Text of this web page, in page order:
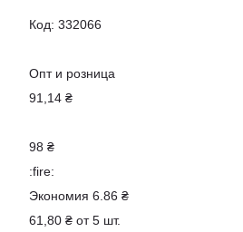
Код: 332066
Опт и розница
91,14 ₴
98 ₴
:fire:
Экономия 6.86 ₴
61,80 ₴ от 5 шт.